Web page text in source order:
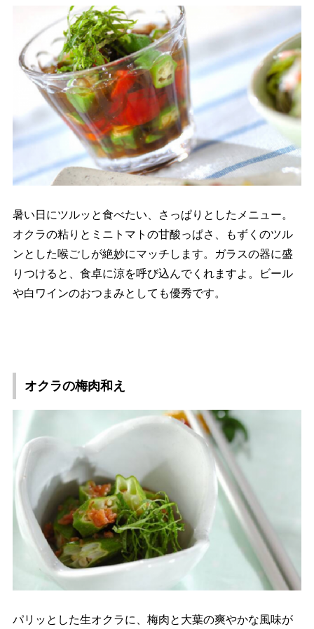
暑い日にツルッと食べたい、さっぱりとしたメニュー。
オクラの粘りとミニトマトの甘酸っぱさ、もずくのツル
ンとした喉ごしが絶妙にマッチします。ガラスの器に盛
りつけると、食卓に涼を呼び込んでくれますよ。ビール
白ワインのおつまみとしても優秀です。
オクラの梅肉和え
パリッとした生オクラに、梅肉と大葉の爽やかな風味が